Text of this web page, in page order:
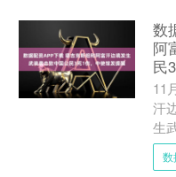
数
阿
民
11
汗
生
亡
强
数